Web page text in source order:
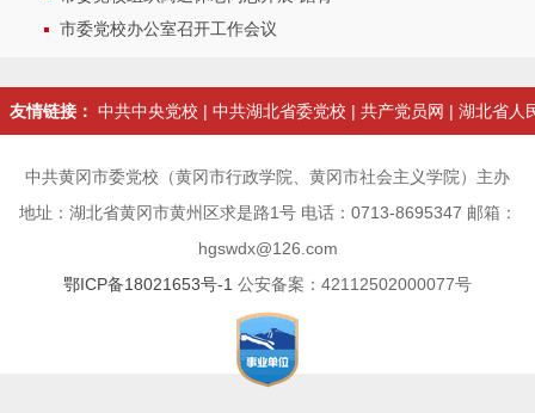
市委党校办公室召开工作会议
友情链接： 中共中央党校 | 中共湖北省委党校 | 共产党员网 | 湖北省人
中共黄冈市委党校（黄冈市行政学院、黄冈市社会主义学院）主办
地址：湖北省黄冈市黄州区求是路1号 电话：0713-8695347 邮箱：
hgswdx@126.com
鄂ICP备18021653号-1 公安备案：42112502000077号